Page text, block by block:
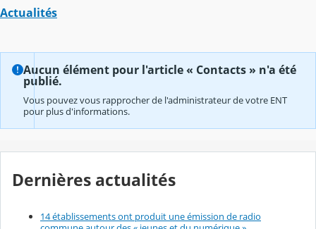
Actualités
Aucun élément pour l'article « Contacts » n'a été
publié.
Vous pouvez vous rapprocher de l'administrateur de votre ENT
pour plus d'informations.
Dernières actualités
14 établissements ont produit une émission de radio